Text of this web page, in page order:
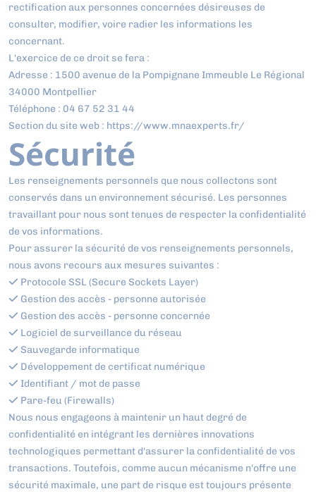
rectification aux personnes concernées désireuses de
consulter, modifier, voire radier les informations les
concernant.
L'exercice de ce droit se fera :
Adresse : 1500 avenue de la Pompignane Immeuble Le Régional
34000 Montpellier
Téléphone : 04 67 52 31 44
Section du site web : https://www.mnaexperts.fr/
Sécurité
Les renseignements personnels que nous collectons sont
conservés dans un environnement sécurisé. Les personnes
travaillant pour nous sont tenues de respecter la confidentialité
de vos informations.
Pour assurer la sécurité de vos renseignements personnels,
nous avons recours aux mesures suivantes :
Protocole SSL (Secure Sockets Layer)
Gestion des accès - personne autorisée
Gestion des accès - personne concernée
Logiciel de surveillance du réseau
Sauvegarde informatique
Développement de certificat numérique
Identifiant / mot de passe
Pare-feu (Firewalls)
Nous nous engageons à maintenir un haut degré de
confidentialité en intégrant les dernières innovations
technologiques permettant d'assurer la confidentialité de vos
transactions. Toutefois, comme aucun mécanisme n'offre une
sécurité maximale, une part de risque est toujours présente